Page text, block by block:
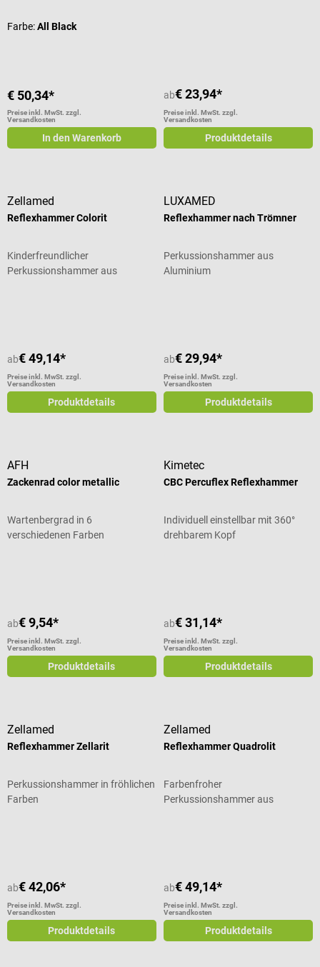
Farbe:All Black
€ 50,34*
Preise inkl. MwSt. zzgl.
Versandkosten
In den Warenkorb
ab€ 23,94*
Preise inkl. MwSt. zzgl.
Versandkosten
Produktdetails
Zellamed
Reflexhammer Colorit
Kinderfreundlicher
Perkussionshammer aus
ab€ 49,14*
Preise inkl. MwSt. zzgl.
Versandkosten
Produktdetails
LUXAMED
Reflexhammer nach Trömner
Perkussionshammer aus
Aluminium
ab€ 29,94*
Preise inkl. MwSt. zzgl.
Versandkosten
Produktdetails
AFH
Zackenrad color metallic
Wartenbergrad in 6
verschiedenen Farben
ab€ 9,54*
Preise inkl. MwSt. zzgl.
Versandkosten
Produktdetails
Kimetec
CBC Percuflex Reflexhammer
Individuell einstellbar mit 360°
drehbarem Kopf
ab€ 31,14*
Preise inkl. MwSt. zzgl.
Versandkosten
Produktdetails
Zellamed
Reflexhammer Zellarit
Perkussionshammer in fröhlichen
Farben
ab€ 42,06*
Preise inkl. MwSt. zzgl.
Versandkosten
Produktdetails
Zellamed
Reflexhammer Quadrolit
Farbenfroher
Perkussionshammer aus
ab€ 49,14*
Preise inkl. MwSt. zzgl.
Versandkosten
Produktdetails